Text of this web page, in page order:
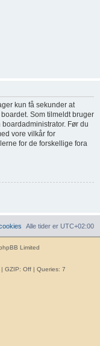
kun få sekunder at
Som tilmeldt bruger
Før du
vore vilkår for
for de forskellige fora
Alle tider er UTC+02:00
Limited
GZIP: Off | Queries: 7